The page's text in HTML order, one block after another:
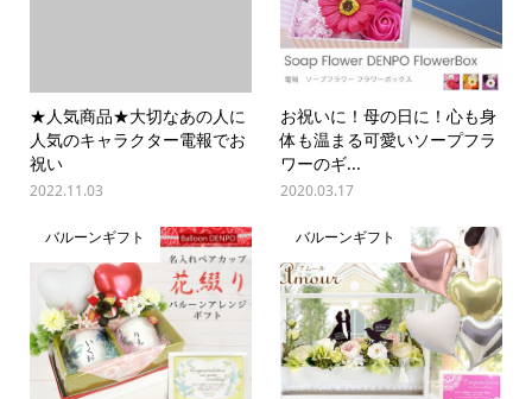
★人気商品★大切なあの人に
人気のキャラクター電報でお
祝い
2022.11.03
お祝いに！母の日に！心も身
体も温まる可愛いソープフラ
ワーのギ...
2020.03.17
バルーンギフト バルーンギフト